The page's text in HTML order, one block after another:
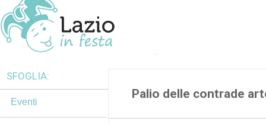
Palio delle contrade
SFOGLIA:
Eventi